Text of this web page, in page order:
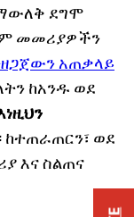
ደግሞ
መመሪያዎችን
አጠቃላይ
ከአንዱ ወደ
ከተጠራጠርን፣ ወደ
እና ስልጠና